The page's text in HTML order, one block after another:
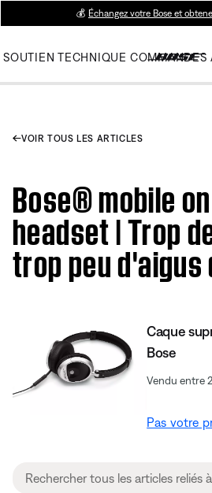
💰 Échangez votre Bose et
SOUTIEN TECHNIQUE COMMANDES
VOIR TOUS LES ARTICLES
Bose® mobile
headset | Trop
trop peu
Caque
Bose
Vendu entre
Pas votre